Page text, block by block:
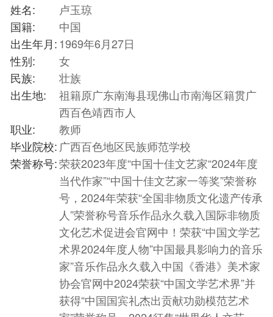
姓名:
卢玉琼
国籍:
中国
出生年月: 1969年6月27日
性别:
女
民族:
壮族
出生地:
祖籍原广东南海县现佛山市南海区籍贯广
西百色靖西市人
职业:
教师
毕业院校: 广西百色地区民族师范学校
荣誉称号:荣获2023年度“中国十佳文艺家“2024年度
当代作家”“中国十佳文艺家一等奖”荣誉称
号，2024年荣获“全国非物质文化遗产传承
人”荣誉称号音乐作品永久载入国际非物质
文化艺术促进会官网中！荣获“中国文学艺
术界2024年度人物”中国最具影响力的音乐
家”音乐作品永久载入中国《香港》美术家
协会官网中2024荣获“中国文学艺术界”并
获得“中国国宾礼杰出贡献功勋模范艺术